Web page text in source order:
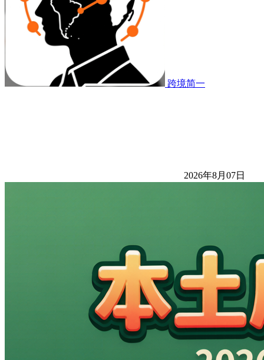
跨境简一
2026年8月07日